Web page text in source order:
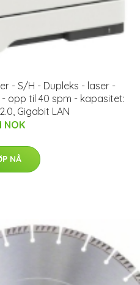
- S/H - Dupleks - laser -
opp til 40 spm - kapasitet:
Gigabit LAN
NOK
NÅ